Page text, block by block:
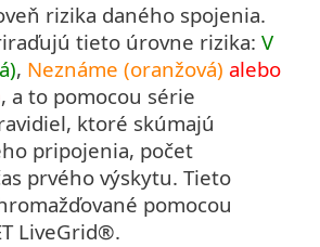
rizika daného spojenia.
tieto úrovne rizika: V
, Neznáme (oranžová) alebo
, a to pomocou série
ktoré skúmajú
pripojenia, počet
prvého výskytu. Tieto
pomocou
LiveGrid®.